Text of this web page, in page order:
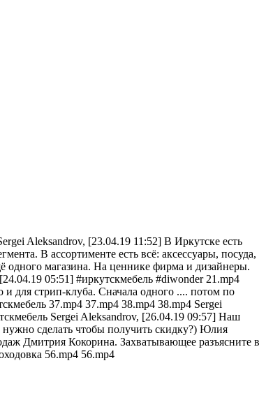
Aleksandrov, [23.04.19 11:52] В Иркутске есть
В ассортименте есть всё: аксессуары, посуда,
одного магазина. На ценнике фирма и дизайнеры.
05:51] #иркутскмебель #diwonder 21.mp4
для стрип-клуба. Сначала одного .... потом по
37.mp4 37.mp4 38.mp4 38.mp4 Sergei
Sergei Aleksandrov, [26.04.19 09:57] Наш
сделать чтобы получить скидку?) Юлия
Дмитрия Кокорина. Захватывающее разъясните в
56.mp4 56.mp4